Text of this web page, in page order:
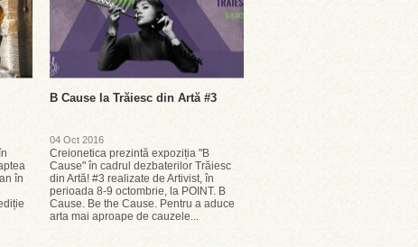
în
B Cause la Trăiesc din Artă #3
04 Oct 2016
Creionetica prezintă expoziția "B
Cause" în cadrul dezbaterilor Trăiesc
din Artă! #3 realizate de Artivist, în
perioada 8-9 octombrie, la POINT. B
Cause. Be the Cause. Pentru a aduce
arta mai aproape de cauzele...